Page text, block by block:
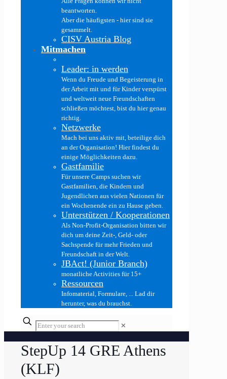
beantworten.
Aber die häufigsten - hier sind sie
gesammelt.
CISV Austria Blog
Mitmachen
Leader: in werden
Wenn du Freude und Begeisterung in
der Arbeit mit und für Kinder verspürst
und weltweit neue Freundschaften
schließen möchtest, bist du hier genau
richtig.
Netzwerke
Mach bei uns aktiv mit, beteilige dich
an der Organisation! Hier findest du
einige Möglichkeiten dazu.
Gastfamilie
Für unsere Camps suchen wir
Gastfamilien, die Kindern und
Jugendlichen aus vielen Nationen für
ein Wochenende ein zu Hause geben.
Unterstützen / Kooperationen
Als Non-Profit-Organisation bitten wir
dich um deine Zeit-, Geld- oder
Sachspende für mehr Frieden und
Freundschaft in der Welt.
JBAct! (Junior Branch)
monatliche Activities für 15+
Ressourcen
Infomaterial, Formulare, ... Lad dir
herunter, was du brauchst.
✕
StepUp 14 GRE Athens
(KLF)